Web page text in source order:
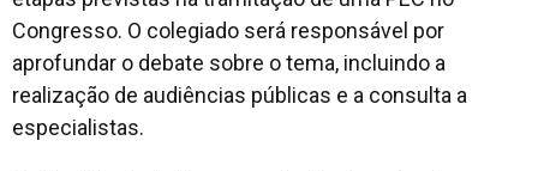
Congresso. O colegiado será responsável por
aprofundar o debate sobre o tema, incluindo a
realização de audiências públicas e a consulta a
especialistas.